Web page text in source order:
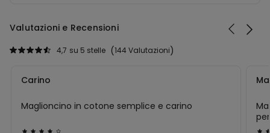
Valutazioni e Recensioni
144 Valutazioni
4,7 su 5 stelle
Carino
Maglioncino in cotone semplice e carino